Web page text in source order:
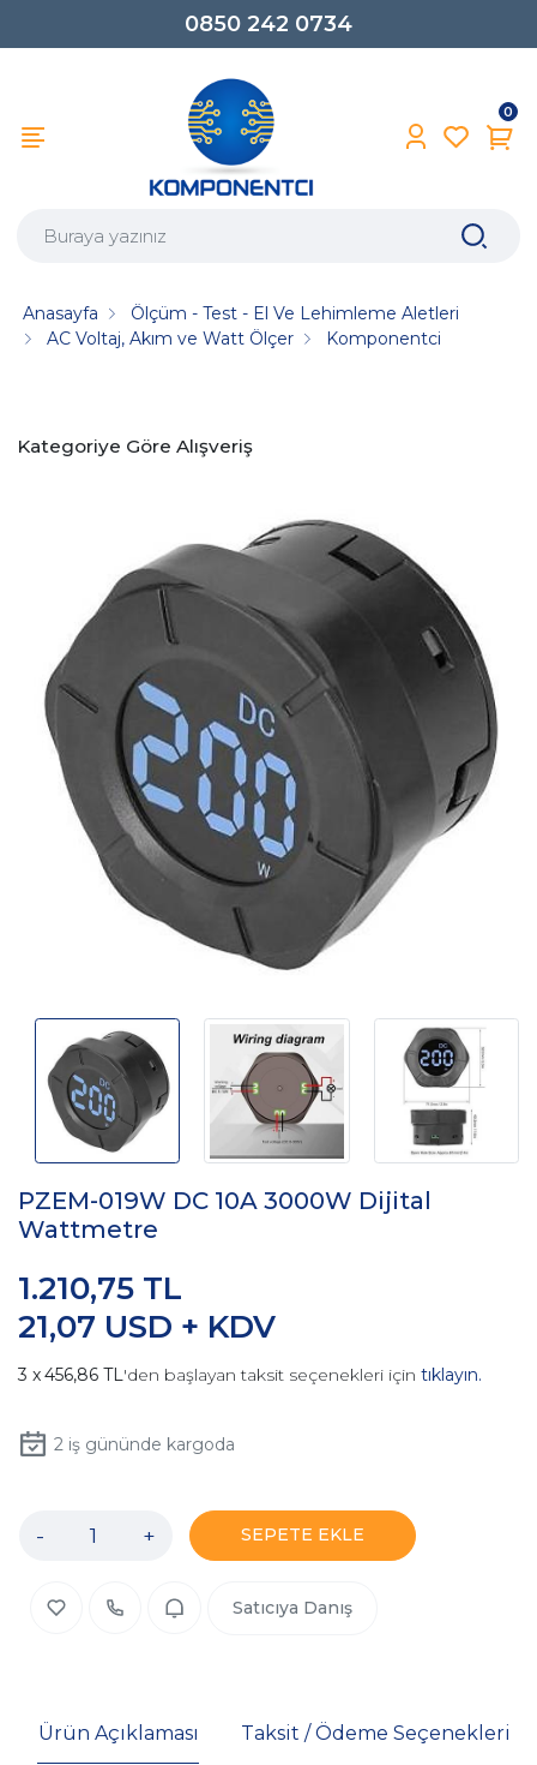
0850 242 0734
0
Anasayfa
Ölçüm - Test - El Ve Lehimleme Aletleri
AC Voltaj, Akım ve Watt Ölçer
Komponentci
Kategoriye Göre Alışveriş
PZEM-019W DC 10A 3000W Dijital
Wattmetre
21,07 USD + KDV
1.210,75 TL
456,86 TL'den başlayan taksit seçenekleri için tıklayın.
2iş gününde kargoda
- + SEPETE EKLE
Satıcıya Danış
Ürün Açıklaması Taksit / Ödeme Seçenekleri